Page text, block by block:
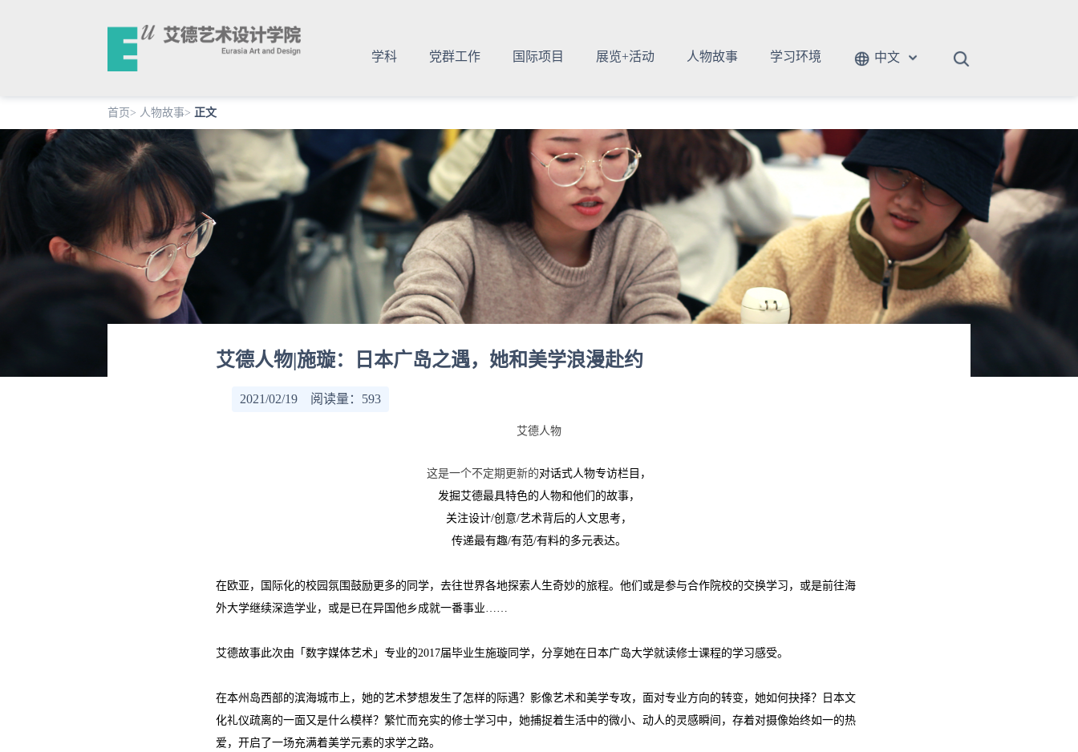
学科 党群工作 国际项目 展览+活动 人物故事 学习环境 中文
首页> 人物故事>正文
艾德人物|施璇：日本广岛之遇，她和美学浪漫赴约
2021/02/19 阅读量： 593
艾德人物
这是一个不定期更新的对话式人物专访栏目，
发掘艾德最具特色的人物和他们的故事，
关注设计/创意/艺术背后的人文思考，
传递最有趣/有范/有料的多元表达。
在欧亚，国际化的校园氛围鼓励更多的同学，去往世界各地探索人生奇妙的旅程。他们或是参与合作院校的交换学习，或是前往海
外大学继续深造学业，或是已在异国他乡成就一番事业……
艾德故事此次由「数字媒体艺术」专业的2017届毕业生施璇同学，分享她在日本广岛大学就读修士课程的学习感受。
在本州岛西部的滨海城市上，她的艺术梦想发生了怎样的际遇？影像艺术和美学专攻，面对专业方向的转变，她如何抉择？日本文
化礼仪疏离的一面又是什么模样？繁忙而充实的修士学习中，她捕捉着生活中的微小、动人的灵感瞬间，存着对摄像始终如一的热
爱，开启了一场充满着美学元素的求学之路。